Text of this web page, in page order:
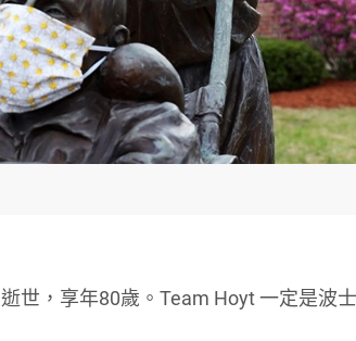
世，享年80歲。Team Hoyt 一定是波